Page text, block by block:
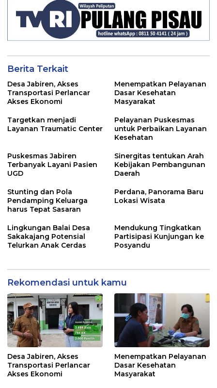
Berita Terkait
Desa Jabiren, Akses
Transportasi Perlancar
Akses Ekonomi
Menempatkan Pelayanan
Dasar Kesehatan
Masyarakat
Targetkan menjadi
Layanan Traumatic Center
Pelayanan Puskesmas
untuk Perbaikan Layanan
Kesehatan
Puskesmas Jabiren
Terbanyak Layani Pasien
UGD
Sinergitas tentukan Arah
Kebijakan Pembangunan
Daerah
Stunting dan Pola
Pendamping Keluarga
harus Tepat Sasaran
Perdana, Panorama Baru
Lokasi Wisata
Lingkungan Balai Desa
Sakakajang Potensial
Telurkan Anak Cerdas
Mendukung Tingkatkan
Partisipasi Kunjungan ke
Posyandu
Rekomendasi untuk kamu
Desa Jabiren, Akses
Transportasi Perlancar
Akses Ekonomi
Menempatkan Pelayanan
Dasar Kesehatan
Masyarakat